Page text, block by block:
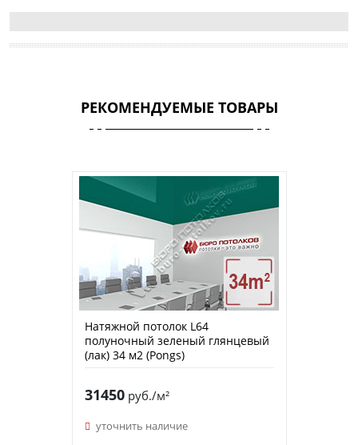
РЕКОМЕНДУЕМЫЕ ТОВАРЫ
Натяжной потолок L64
полуночный зеленый глянцевый
(лак) 34 м2 (Pongs)
31450руб./м²
уточнить наличие